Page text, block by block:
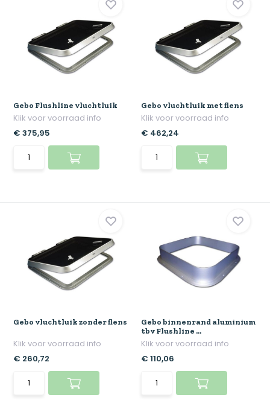
Gebo Flushline vluchtluik
Klik voor voorraad info
€ 375,95
Gebo vluchtluik met flens
Klik voor voorraad info
€ 462,24
Gebo vluchtluik zonder flens
Klik voor voorraad info
€ 260,72
Gebo binnenrand aluminium
tbv Flushline ...
Klik voor voorraad info
€ 110,06